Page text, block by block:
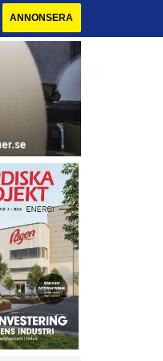
ANNONSERA